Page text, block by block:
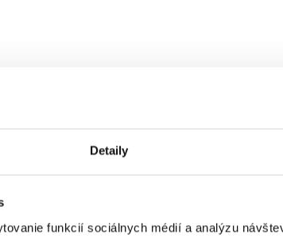
Detaily
funkcií sociálnych médií a analýzu